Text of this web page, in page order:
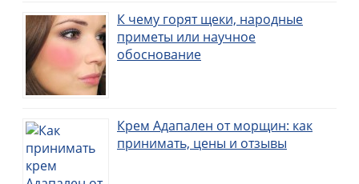
К чему горят щеки, народные
приметы или научное
обоснование
Крем Адапален от морщин: как
принимать, цены и отзывы